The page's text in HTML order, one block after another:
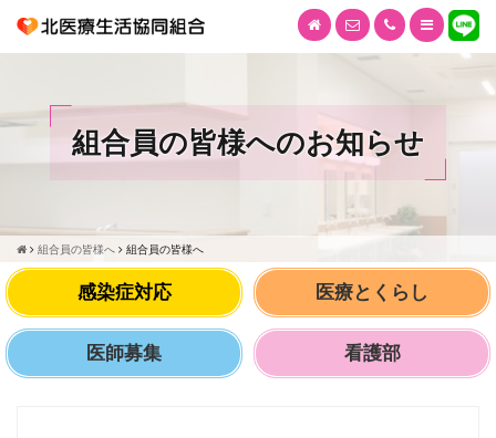
組合員の皆様へのお知らせ
組合員の皆様へ 組合員の皆様へ
感染症対応 医療とくらし
医師募集 看護部